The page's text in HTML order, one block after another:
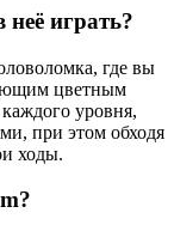
играть?
где вы
цветным
уровня,
при этом обходя
ходы.